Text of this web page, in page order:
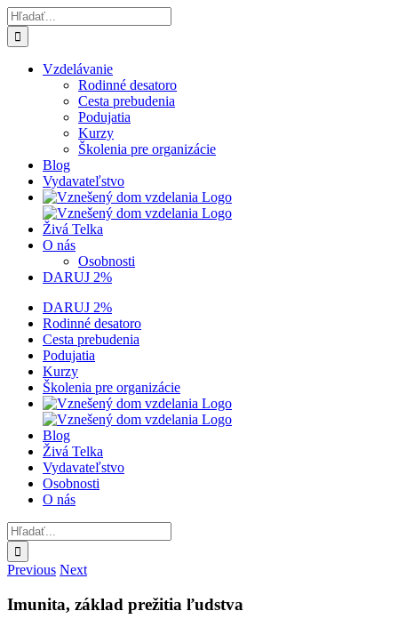
Skip
to
content
Hľadať:
Vzdelávanie
Rodinné desatoro
Cesta prebudenia
Podujatia
Kurzy
Školenia pre organizácie
Blog
Vydavateľstvo
Živá Telka
O nás
Osobnosti
DARUJ 2%
DARUJ 2%
Rodinné desatoro
Cesta prebudenia
Podujatia
Kurzy
Školenia pre organizácie
Blog
Živá Telka
Vydavateľstvo
Osobnosti
O nás
Hľadať:
Previous Next
Imunita, základ prežitia ľudstva